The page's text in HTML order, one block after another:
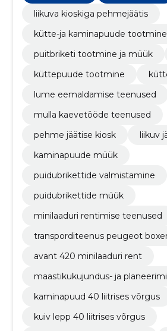
liikuva kioskiga pehmejäätis
kütte-ja kaminapuude
puitbriketi tootmine ja müük
küttepuude tootmine
lume eemaldamise teenused
mulla kaevetööde teenused
pehme jäätise kiosk
liikuv
kaminapuude müük
puidubrikettide valmistamine
puidubrikettide müük
minilaaduri rentimise teenused
transporditeenus peugeot
avant 420 minilaaduri rent
maastikukujundus- ja
kaminapuud 40 liitrises võrgus
kuiv lepp 40 liitrises võrgus